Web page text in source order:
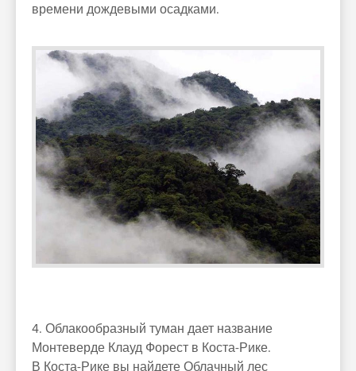
времени дождевыми осадками.
4. Облакообразный туман дает название
Монтеверде Клауд Форест в Коста-Рике.
В Коста-Рике вы найдете Облачный лес